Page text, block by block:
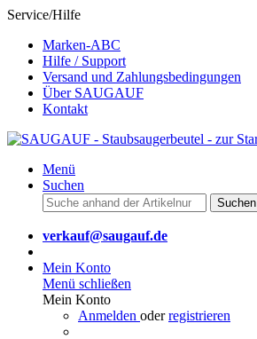
Service/Hilfe
Marken-ABC
Hilfe / Support
Versand und Zahlungsbedingungen
Über SAUGAUF
Kontakt
Menü
Suchen
Suchen
verkauf@saugauf.de
Mein Konto
Menü schließen
Mein Konto
Anmelden oderregistrieren